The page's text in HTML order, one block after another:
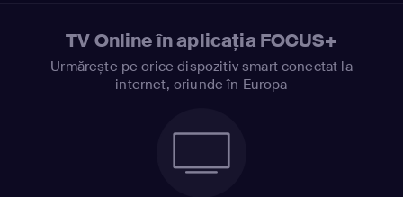
TV Online în aplicația FOCUS+
Urmărește pe orice dispozitiv smart conectat la
internet, oriunde în Europa